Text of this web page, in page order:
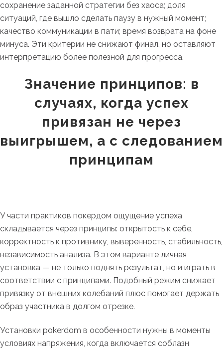
сохранение заданной стратегии без хаоса; доля
ситуаций, где вышло сделать паузу в нужный момент;
качество коммуникации в пати; время возврата на фоне
минуса. Эти критерии не снижают финал, но оставляют
интерпретацию более полезной для прогресса.
Значение принципов: в
случаях, когда успех
привязан не через
выигрышем, а с следованием
принципам
У части практиков покердом ощущение успеха
складывается через принципы: открытость к себе,
корректность к противнику, выверенность, стабильность,
независимость анализа. В этом варианте личная
установка — не только поднять результат, но и играть в
соответствии с принципами. Подобный режим снижает
привязку от внешних колебаний плюс помогает держать
образ участника в долгом отрезке.
Установки pokerdom в особенности нужны в моменты
условиях напряжения, когда включается соблазн